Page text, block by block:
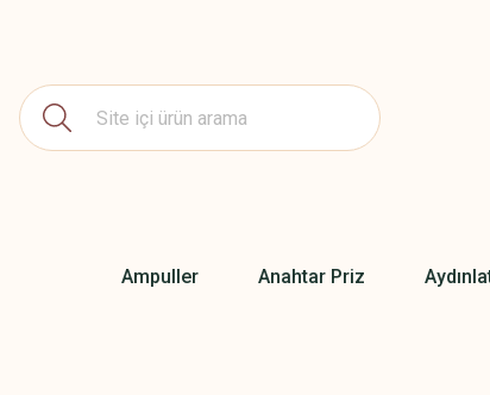
Ampuller Anahtar Priz